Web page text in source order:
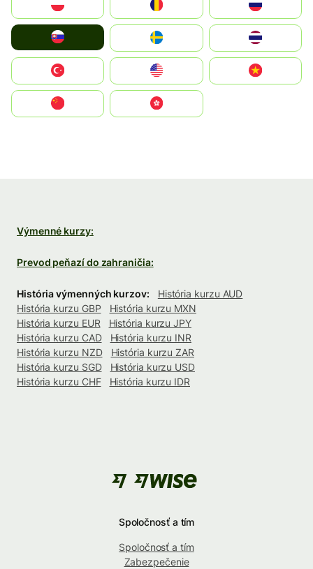
United States
中國香港特別行政區
Výmenné kurzy:
Prevod peňazí do zahraničia:
História výmenných kurzov:
História kurzu AUD
História kurzu GBP
História kurzu MXN
História kurzu EUR
História kurzu JPY
História kurzu CAD
História kurzu INR
História kurzu NZD
História kurzu ZAR
História kurzu SGD
História kurzu USD
História kurzu CHF
História kurzu IDR
Spoločnosť a tím
Spoločnosť a tím
Zabezpečenie